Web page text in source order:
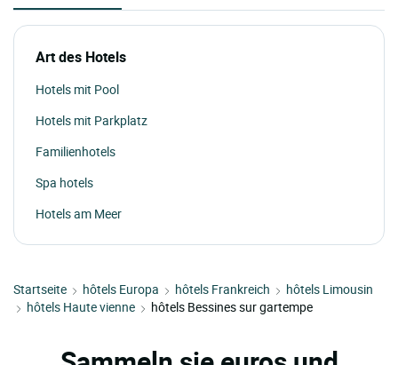
Art des Hotels
Hotels mit Pool
Hotels mit Parkplatz
Familienhotels
Spa hotels
Hotels am Meer
Startseite hôtels Europa hôtels Frankreich
hôtels Limousin
hôtels Haute vienne
hôtels Bessines sur gartempe